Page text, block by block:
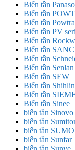
Biến tần
Biến tần
Biến tần
Biến tần PV
Biến tần
Biến tần
Biến tần
Biến tần Senlan
Biến tần SEW
Biến tần Shihlin
Biến tần
Biến tần Sinee
biến tần Sinovo
biến tần
biến tần SUMO
biến tần Sunfar